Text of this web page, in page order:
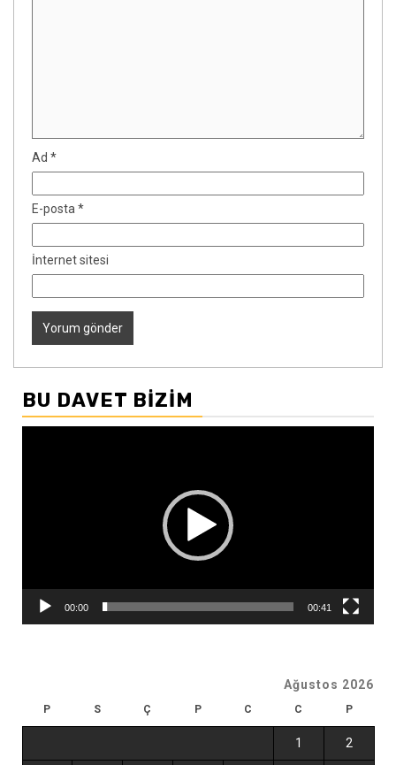
Ad *
E-posta *
İnternet sitesi
BU DAVET BIZIM
00:00 00:41
Ağustos 2026
P S Ç P C C P
1 2